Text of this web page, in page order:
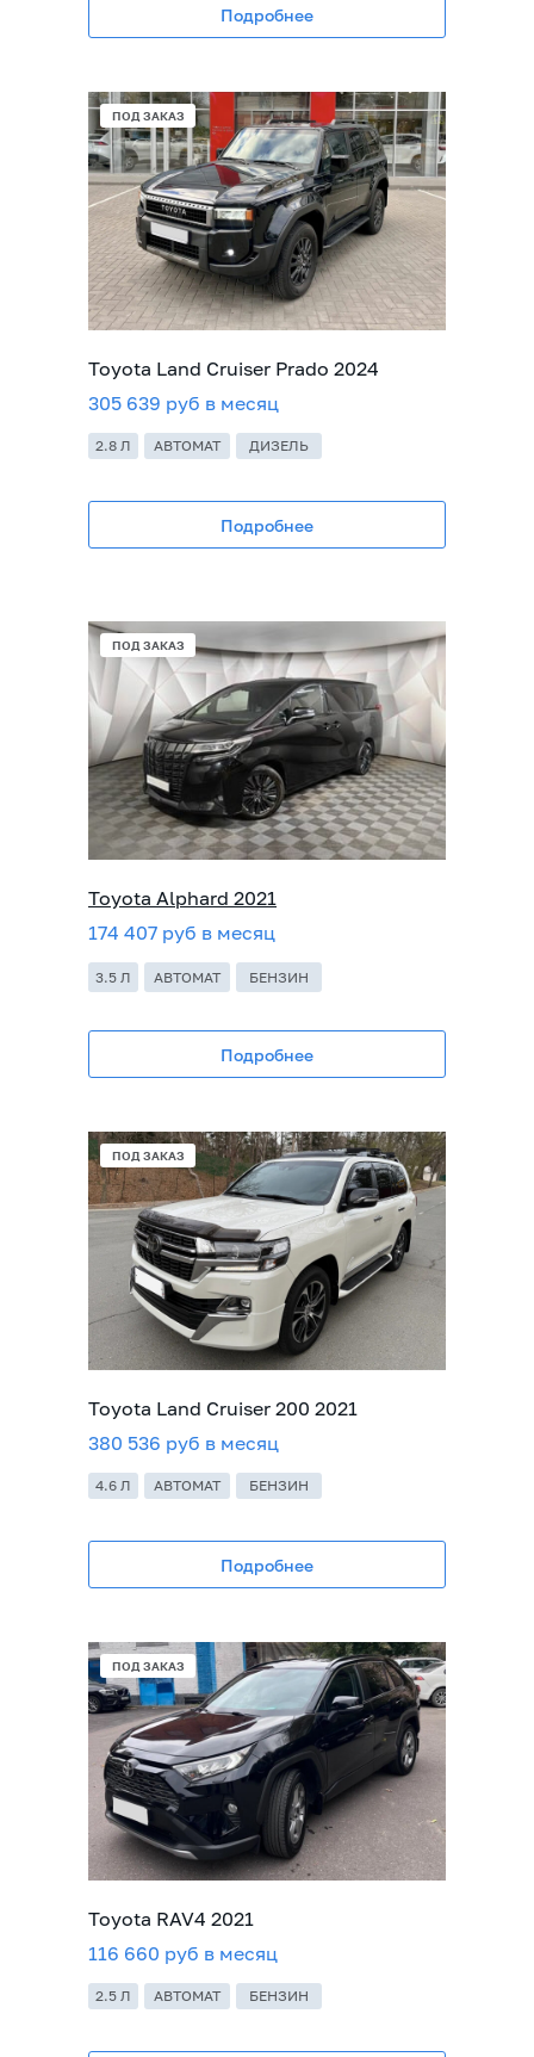
Подробнее
2.8 Л АВТОМАТ ДИЗЕЛЬ
Toyota Land Cruiser Prado 2024
305 639 руб в месяц
Подробнее
ПОД ЗАКАЗ
3.5 Л АВТОМАТ БЕНЗИН
4.6 Л АВТОМАТ БЕНЗИН
Toyota Land Cruiser 200 2021
380 536 руб в месяц
Подробнее
ПОД ЗАКАЗ
Toyota Alphard 2021
2.5 Л АВТОМАТ БЕНЗИН
Toyota RAV4 2021
116 660 руб в месяц
ПОД ЗАКАЗ
174 407 руб в месяц
Подробнее
ПОД ЗАКАЗ